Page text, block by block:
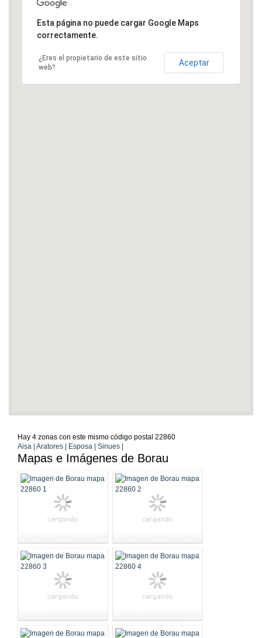
Esta página no puede cargar Google Maps
correctamente.
¿Eres el propietario de este sitio
web?
Aceptar
Hay 4 zonas con este mismo código postal 22860
Aisa | Aratores | Esposa | Sinues |
Mapas e Imágenes de Borau